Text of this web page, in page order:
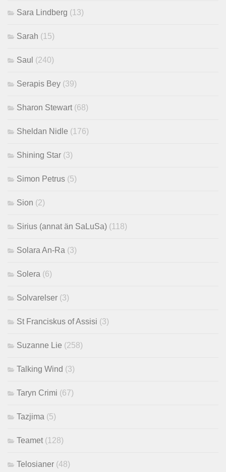
Sara Lindberg (13)
Sarah (15)
Saul (240)
Serapis Bey (39)
Sharon Stewart (68)
Sheldan Nidle (176)
Shining Star (3)
Simon Petrus (5)
Sion (2)
Sirius (annat än SaLuSa) (118)
Solara An-Ra (3)
Solera (6)
Solvarelser (3)
St Franciskus of Assisi (3)
Suzanne Lie (258)
Talking Wind (3)
Taryn Crimi (67)
Tazjima (5)
Teamet (128)
Telosianer (48)